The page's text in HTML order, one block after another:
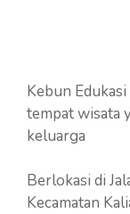
Kebun
tempat wisata
keluarga
Berlokasi di
Kecamatan